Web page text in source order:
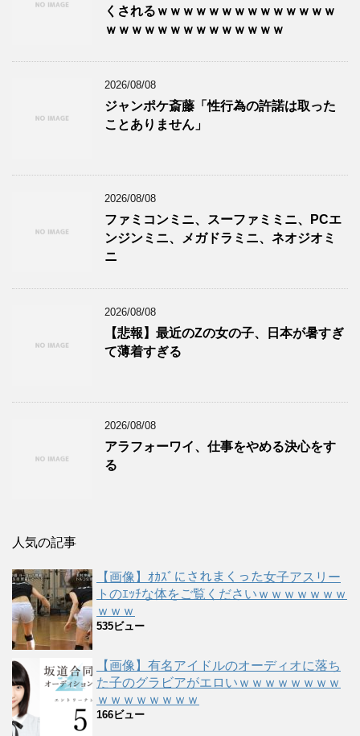
くされるｗｗｗｗｗｗｗｗｗｗｗｗｗｗ
ｗｗｗｗｗｗｗｗｗｗｗｗｗｗ
2026/08/08
ジャンポケ斎藤「性行為の許諾は取った
ことありません」
2026/08/08
ファミコンミニ、スーファミミニ、PCエ
ンジンミニ、メガドラミニ、ネオジオミ
ニ
2026/08/08
【悲報】最近のZの女の子、日本が暑すぎ
て薄着すぎる
2026/08/08
アラフォーワイ、仕事をやめる決心をす
る
人気の記事
【画像】ｵｶｽﾞにされまくった女子アスリー
トのｴｯﾁな体をご覧くださいｗｗｗｗｗｗｗ
ｗｗｗ
535ビュー
【画像】有名アイドルのオーディオに落ち
た子のグラビアがエロいｗｗｗｗｗｗｗｗ
ｗｗｗｗｗｗｗｗ
166ビュー